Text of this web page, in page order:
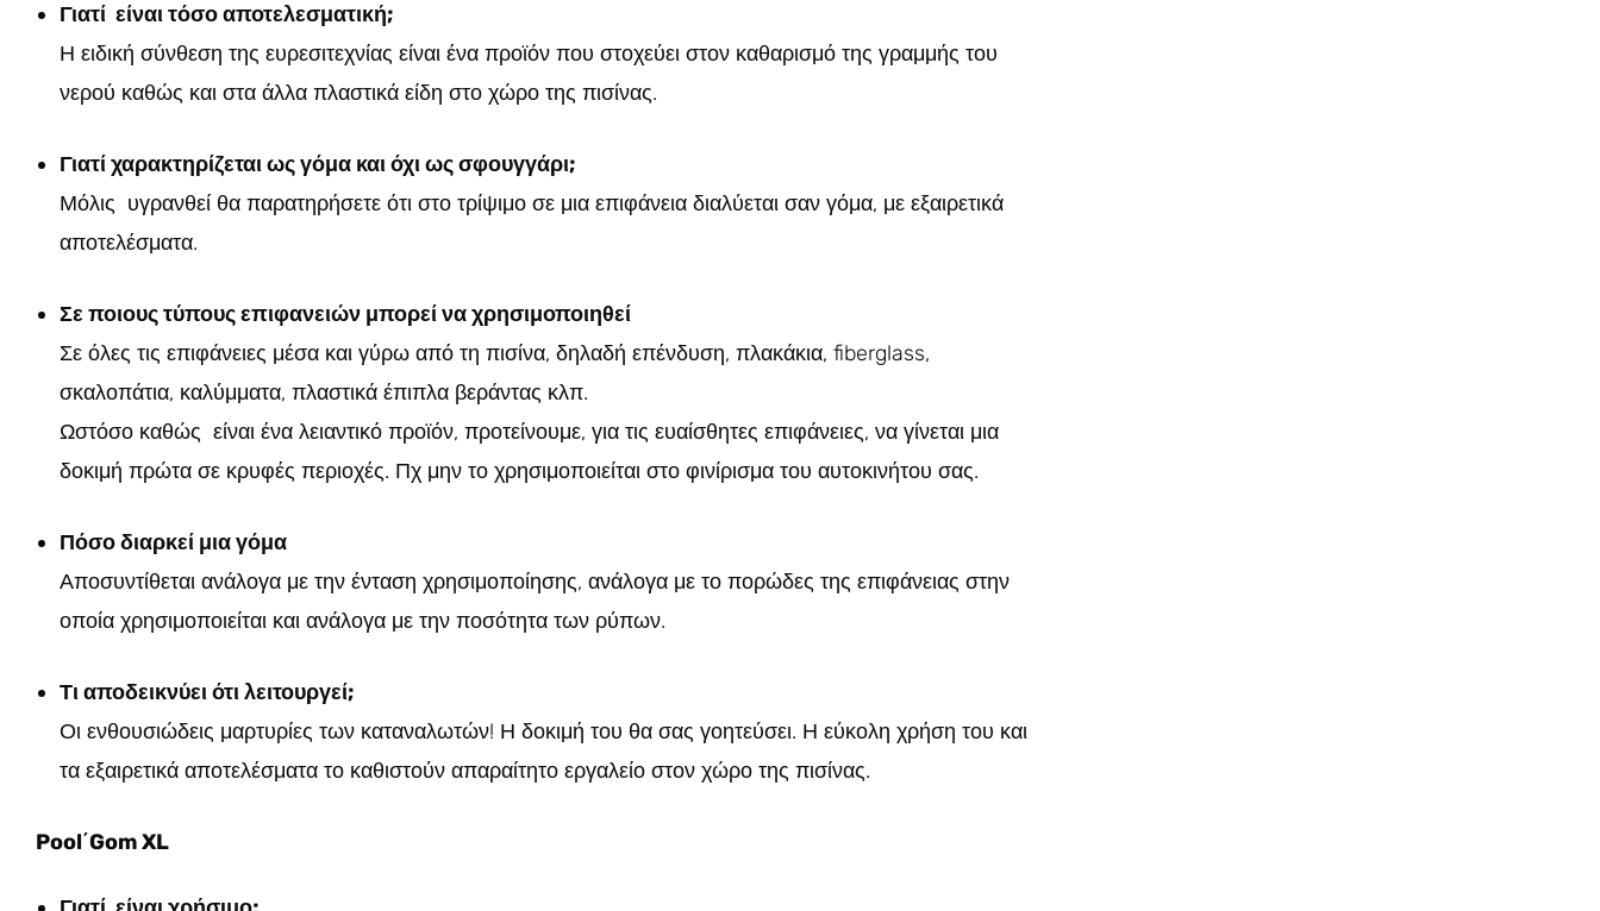
Γιατί είναι τόσο αποτελεσματική;
Η ειδική σύνθεση της ευρεσιτεχνίας είναι ένα προϊόν που στοχεύει στον καθαρισμό της γραμμής του
νερού καθώς και στα άλλα πλαστικά είδη στο χώρο της πισίνας.
Γιατί χαρακτηρίζεται ως γόμα και όχι ως σφουγγάρι;
Μόλις υγρανθεί θα παρατηρήσετε ότι στο τρίψιμο σε μια επιφάνεια διαλύεται σαν γόμα, με εξαιρετικά
αποτελέσματα.
Σε ποιους τύπους επιφανειών μπορεί να χρησιμοποιηθεί
Σε όλες τις επιφάνειες μέσα και γύρω από τη πισίνα, δηλαδή επένδυση, πλακάκια, fiberglass,
σκαλοπάτια, καλύμματα, πλαστικά έπιπλα βεράντας κλπ.
Ωστόσο καθώς είναι ένα λειαντικό προϊόν, προτείνουμε, για τις ευαίσθητες επιφάνειες, να γίνεται μια
δοκιμή πρώτα σε κρυφές περιοχές. Πχ μην το χρησιμοποιείται στο φινίρισμα του αυτοκινήτου σας.
Πόσο διαρκεί μια γόμα
Αποσυντίθεται ανάλογα με την ένταση χρησιμοποίησης, ανάλογα με το πορώδες της επιφάνειας στην
οποία χρησιμοποιείται και ανάλογα με την ποσότητα των ρύπων.
Τι αποδεικνύει ότι λειτουργεί;
Οι ενθουσιώδεις μαρτυρίες των καταναλωτών! Η δοκιμή του θα σας γοητεύσει. Η εύκολη χρήση του και
τα εξαιρετικά αποτελέσματα το καθιστούν απαραίτητο εργαλείο στον χώρο της πισίνας.
Pool΄Gom XL